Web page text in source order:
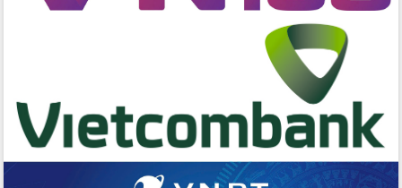
Đẩy mạnh cải cách hành chính, quyết
tâm đạt được mục tiêu tăng trưởng
hai con số trong năm 2026
Tổ chức trang trọng Lễ hội Đền thờ
Lương Văn Chánh năm 2026